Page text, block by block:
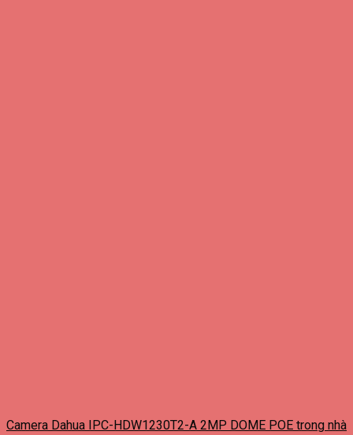
Camera Dahua IPC-HDW1230T2-A 2MP DOME POE trong nhà